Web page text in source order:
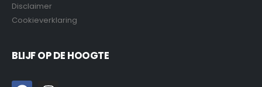
Disclaimer
Cookieverklaring
BLIJF OP DE HOOGTE